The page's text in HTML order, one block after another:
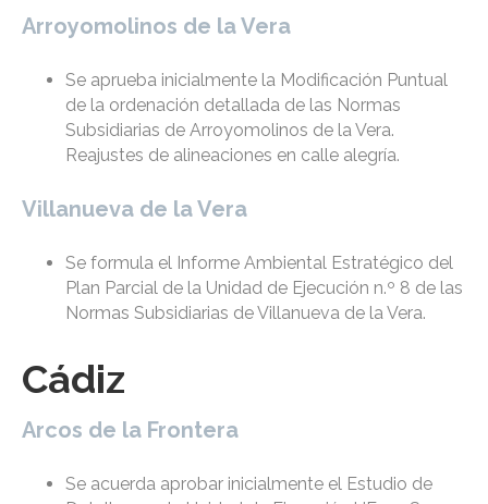
Arroyomolinos de la Vera
Se aprueba inicialmente la Modificación Puntual
de la ordenación detallada de las Normas
Subsidiarias de Arroyomolinos de la Vera.
Reajustes de alineaciones en calle alegría.
Villanueva de la Vera
Se formula el Informe Ambiental Estratégico del
Plan Parcial de la Unidad de Ejecución n.º 8 de las
Normas Subsidiarias de Villanueva de la Vera.
Cádiz
Arcos de la Frontera
Se acuerda aprobar inicialmente el Estudio de